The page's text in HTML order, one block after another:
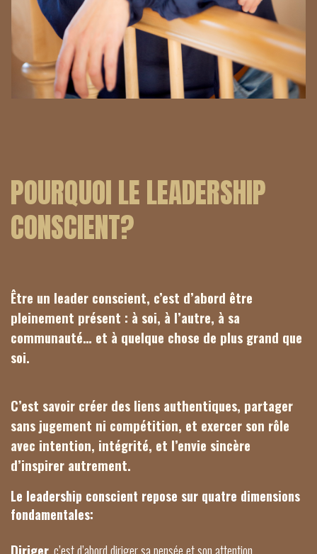
POURQUOI LE LEADERSHIP
CONSCIENT?
Être un leader conscient, c’est d’abord être
pleinement présent : à soi, à l’autre, à sa
communauté… et à quelque chose de plus grand que
soi.
C’est savoir créer des liens authentiques, partager
sans jugement ni compétition, et exercer son rôle
avec intention, intégrité, et l’envie sincère
d’inspirer autrement.
Le leadership conscient repose sur quatre dimensions
fondamentales:
Diriger , c’est d’abord diriger sa pensée et son attention.